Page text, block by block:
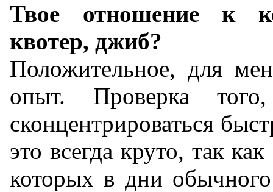
Твое отношение к
квотер, джиб?
Положительное, для
опыт. Проверка
сконцентрироваться
это всегда круто, так
которых в дни